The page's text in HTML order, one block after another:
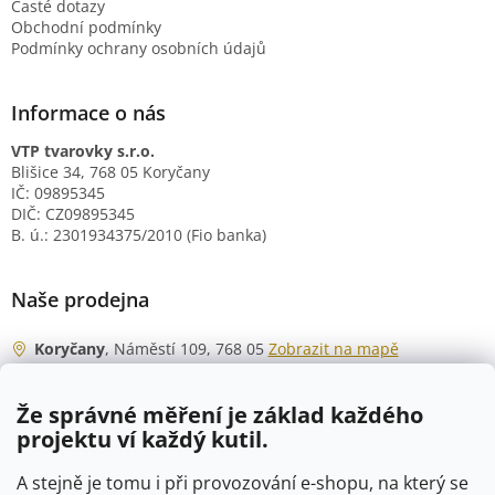
Že správné měření je základ každého
projektu ví každý kutil.
A stejně je tomu i při provozování e-shopu, na který se
Časté dotazy
Obchodní podmínky
Podmínky ochrany osobních údajů
Informace o nás
VTP tvarovky s.r.o.
Blišice 34, 768 05 Koryčany
IČ: 09895345
DIČ: CZ09895345
B. ú.: 2301934375/2010 (Fio banka)
Naše prodejna
Koryčany, Náměstí 109, 768 05 Zobrazit na mapě
Po - Čt
06:00 - 07:00
07:30 - 15:30
Pá
06:00 - 07:00